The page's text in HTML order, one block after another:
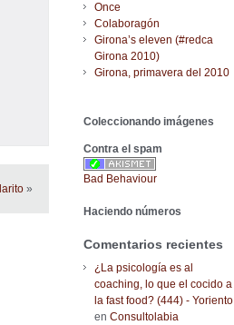
»
Once
Colaboragón
Girona’s eleven (#redca
Girona 2010)
Girona, primavera del 2010
Coleccionando imágenes
Contra el spam
Bad Behaviour
Haciendo números
Comentarios recientes
¿La psicología es al
coaching, lo que el cocido a
la fast food? (444) - Yoriento
en Consultolabia